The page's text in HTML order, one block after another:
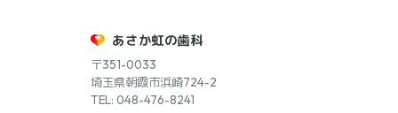
あさか虹の歯科
〒351-0033
埼玉県朝霞市浜崎724-2
TEL: 048-476-8241